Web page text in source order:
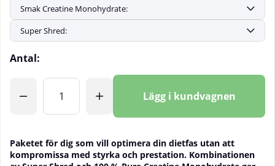
Antal:
Lägg i kundvagnen
Paketet för dig som vill optimera din dietfas utan att
kompromissa med styrka och prestation. Kombinationen